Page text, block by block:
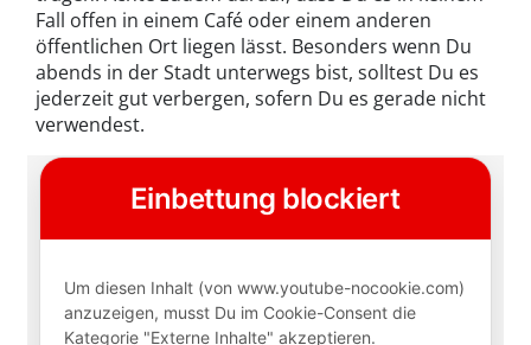
Fall offen in einem Café oder einem anderen
öffentlichen Ort liegen lässt. Besonders wenn Du
abends in der Stadt unterwegs bist, solltest Du es
jederzeit gut verbergen, sofern Du es gerade nicht
verwendest.